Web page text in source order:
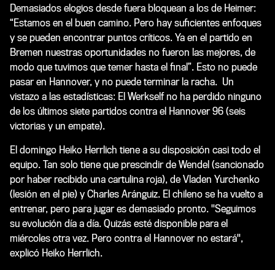
Demasiados elogios desde fuera bloquean a los de Heimer:
“Estamos en el buen camino. Pero hay suficientes enfoques
y se pueden encontrar puntos críticos. Ya en el partido en
Bremen nuestras oportunidades no fueron las mejores, de
modo que tuvimos que temer hasta el final”. Esto no puede
pasar en Hannover, y no puede terminar la racha. Un
vistazo a las estadísticas: El Werkself no ha perdido ninguno
de los últimos siete partidos contra el Hannover 96 (seis
victorias y un empate).
El domingo Heiko Herrlich tiene a su disposición casi todo el
equipo. Tan solo tiene que prescindir de Wendel (sancionado
por haber recibido una cartulina roja), de Vladen Yurchenko
(lesión en el pie) y Charles Aránguiz. El chileno se ha vuelto a
entrenar, pero para jugar es demasiado pronto. "Seguimos
su evolución día a día. Quizás esté disponible para el
miércoles otra vez. Pero contra el Hannover no estará",
explicó Heiko Herrlich.